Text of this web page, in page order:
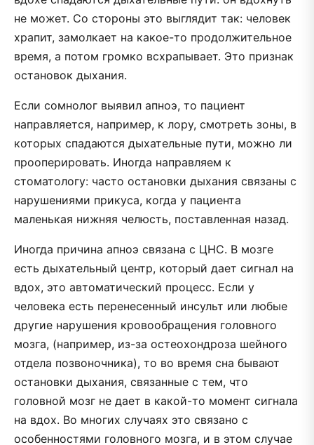
не может. Со стороны это выглядит так: человек
храпит, замолкает на какое-то продолжительное
время, а потом громко всхрапывает. Это признак
остановок дыхания.
Если сомнолог выявил апноэ, то пациент
направляется, например, к лору, смотреть зоны, в
которых спадаются дыхательные пути, можно ли
прооперировать. Иногда направляем к
стоматологу: часто остановки дыхания связаны с
нарушениями прикуса, когда у пациента
маленькая нижняя челюсть, поставленная назад.
Иногда причина апноэ связана с ЦНС. В мозге
есть дыхательный центр, который дает сигнал на
вдох, это автоматический процесс. Если у
человека есть перенесенный инсульт или любые
другие нарушения кровообращения головного
мозга, (например, из-за остеохондроза шейного
отдела позвоночника), то во время сна бывают
остановки дыхания, связанные с тем, что
головной мозг не дает в какой-то момент сигнала
на вдох. Во многих случаях это связано с
особенностями головного мозга, и в этом случае